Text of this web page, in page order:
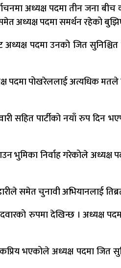
अध्यक्ष पदमा तीन जना बीच
अध्यक्ष पदमा समर्थन रहेको
पदमा उनको जित सुनिश्चित
पदमा पोखरेललाई अत्यधिक मतले
सहित पार्टीको नयाँ रुप
निर्वाह गरेकोले अध्यक्ष
समेत चुनावी अभियानलाई
रुपमा देखिन्छ । अध्यक्ष
भएकोले अध्यक्ष पदमा जित